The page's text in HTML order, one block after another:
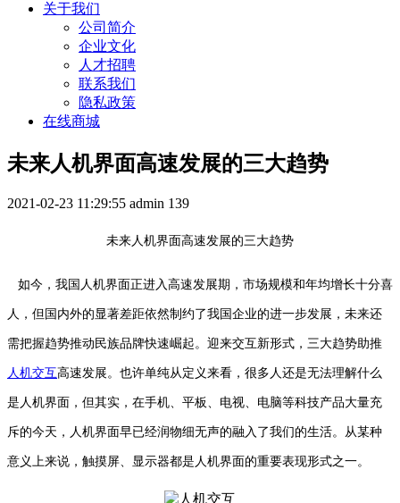
关于我们
公司简介
企业文化
人才招聘
联系我们
隐私政策
在线商城
未来人机界面高速发展的三大趋势
2021-02-23 11:29:55 admin 139
未来人机界面高速发展的三大趋势
如今，我国人机界面正进入高速发展期，市场规模和年均增长十分喜
人，但国内外的显著差距依然制约了我国企业的进一步发展，未来还
需把握趋势推动民族品牌快速崛起。迎来交互新形式，三大趋势助推
人机交互高速发展。 也许单纯从定义来看，很多人还是无法理解什么
是人机界面，但其实，在手机、平板、电视、电脑等科技产品大量充
斥的今天，人机界面早已经润物细无声的融入了我们的生活。从某种
意义上来说，触摸屏、显示器都是人机界面的重要表现形式之一。